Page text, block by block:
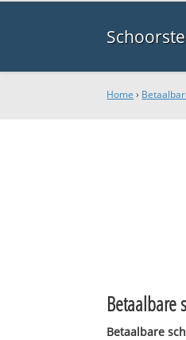
Home ›
Betaalbare
Betaalbare